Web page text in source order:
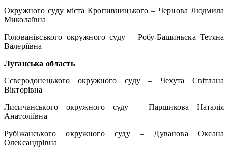
Окружного суду міста Кропивницького – Чернова Людмила
Миколаївна
Голованівського окружного суду – Робу-Башиньска Тетяна
Валеріївна
Луганська область
Сєвєродонецького окружного суду – Чехута Світлана
Вікторівна
Лисичанського окружного суду – Паршикова Наталія
Анатоліївна
Рубіжанського окружного суду – Дуванова Оксана
Олександрівна